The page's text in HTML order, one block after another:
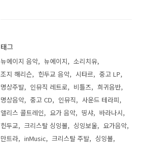
태그
뉴에이지 음악 뉴에이지
소리치유
조지 해리슨
힌두교 음악 시타르
중고 LP
명상주발
인뮤직 레트로 비틀즈
희귀음반
명상음악
중고 CD 인뮤직
사운드 테라피
앨리스 콜트레인
요가 음악 띵샤
바라나시
힌두교
크리스탈 싱잉볼 싱잉보울
요가음악
만트라
inMusic 크리스탈 주발
싱잉볼